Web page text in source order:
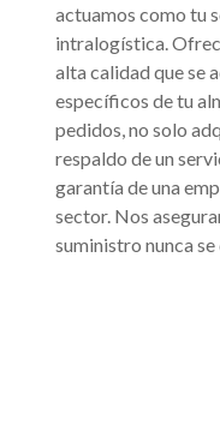
actuamos como tu
intralogística.
alta calidad que se
específicos de tu
pedidos, no solo
respaldo de un
garantía de una
sector. Nos
suministro nunca se